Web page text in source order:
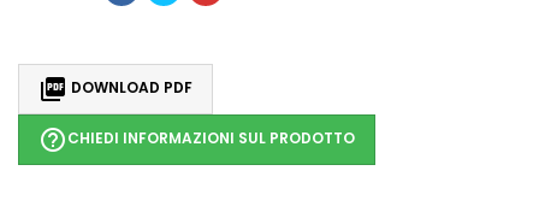
 DOWNLOAD PDF
help_outlineCHIEDI INFORMAZIONI SUL PRODOTTO